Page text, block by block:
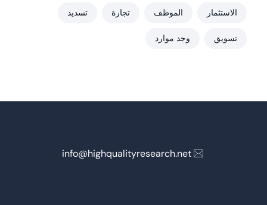
الاستثمار الموظف تجارة تسديد
تسويق وجد موارد
info@highqualityresearch.net